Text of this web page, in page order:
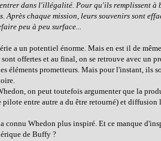
dans l'illégalité. Pour qu'ils remplissent à
Après chaque mission, leurs souvenirs sont
peu à peu surface...
a un potentiel énorme. Mais en est il de
offertes et au final, on se retrouve avec un
éléments prometteurs. Mais pour l'instant, ils
on peut toutefois argumenter que la
pilote entre autre a du être retourné) et
connu Whedon plus inspiré. Et ce manque
de Buffy ?